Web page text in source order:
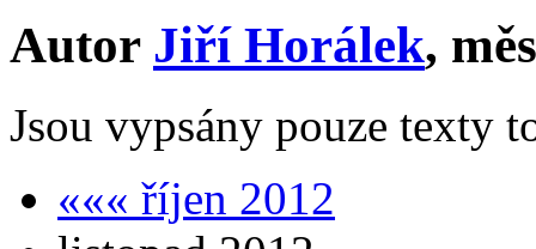
Autor Jiří Horálek,
Jsou vypsány pouze texty
««« říjen 2012